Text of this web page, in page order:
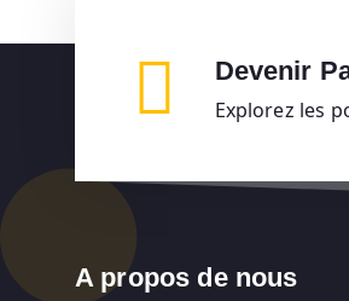
Devenir
Explorez les
A propos de nous